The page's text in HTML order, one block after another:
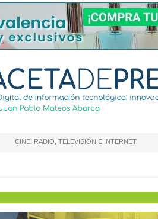
CINE, RADIO, TELEVISIÓN E INTERNET